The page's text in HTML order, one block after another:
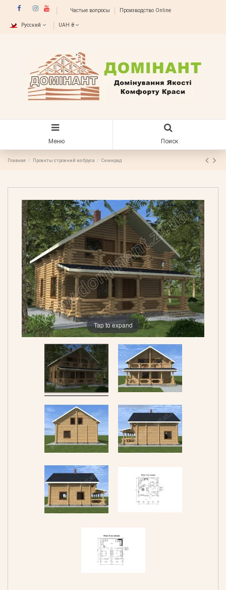
Частые вопросы Производство Online
Русский UAH ₴
Меню Поиск
Главная Проекты строений из бруса Семирад
Tap to expand